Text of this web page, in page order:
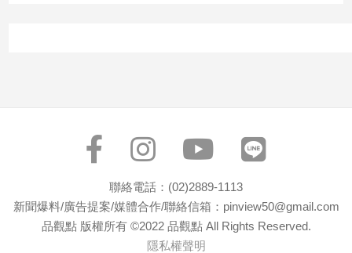
聯絡電話：(02)2889-1113
新聞爆料/廣告提案/媒體合作/聯絡信箱：pinview50@gmail.com
品觀點 版權所有 ©2022 品觀點 All Rights Reserved.
隱私權聲明